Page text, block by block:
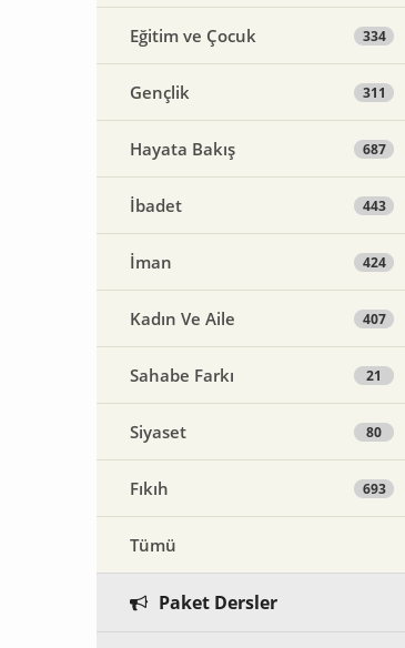
Eğitim ve Çocuk 334
Gençlik 311
Hayata Bakış 687
İbadet 443
İman 424
Kadın Ve Aile 407
Sahabe Farkı 21
Siyaset 80
Fıkıh 693
Tümü
Paket Dersler